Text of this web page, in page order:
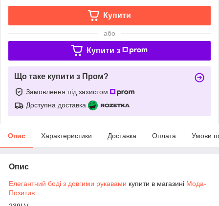
Купити
або
Купити з
Що таке купити з Пром?
Замовлення під захистом
Доступна доставка
Опис Характеристики Доставка Оплата Умови
Опис
Елегантний боді з довгими рукавами купити в магазині Мода-
Позитив